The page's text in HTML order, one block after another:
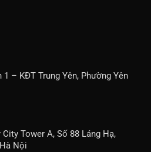
1 – KĐT Trung Yên, Phường Yên
Tower A, Số 88 Láng Hạ,
Nội